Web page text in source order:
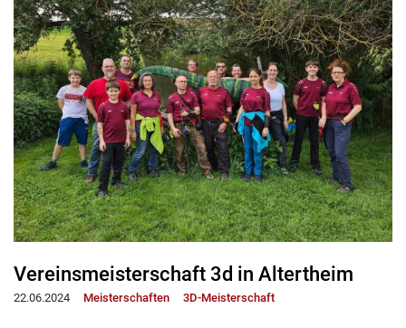
Vereinsmeisterschaft 3d in Altertheim
22.06.2024 Meisterschaften 3D-Meisterschaft